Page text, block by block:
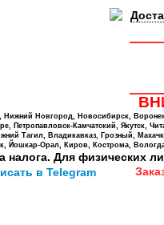
Нижний Новгород, Новосибирск,
Петропавловск-Камчатский, Якутск,
Тагил, Владикавказ, Грозный,
Йошкар-Орал, Киров, Кострома,
налога. Для физических